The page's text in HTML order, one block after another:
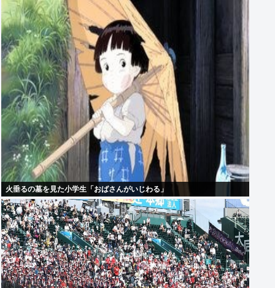
火垂るの墓を見た小学生「おばさんがいじわる」